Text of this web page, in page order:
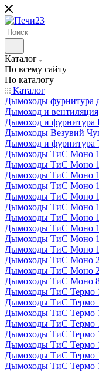
Каталог
По всему сайту
По каталогу
Каталог
Дымоходы фурнитура
Дымоход и вентиляция
Дымоход и
Дымоходы Везувий
Дымоход и фурнитура
Дымоходы ТиС Моно
Дымоходы ТиС Моно
Дымоходы ТиС Моно
Дымоходы ТиС Моно
Дымоходы ТиС Моно
Дымоходы ТиС Моно
Дымоходы ТиС Моно
Дымоходы ТиС Моно
Дымоходы ТиС Моно
Дымоходы ТиС Моно
Дымоходы ТиС Моно
Дымоходы ТиС Моно
Дымоходы ТиС Моно
Дымоходы ТиС Термо
Дымоходы ТиС Термо
Дымоходы ТиС Термо
Дымоходы ТиС Термо
Дымоходы ТиС Термо
Дымоходы ТиС Термо
Дымоходы ТиС Термо
Дымоходы ТиС Термо